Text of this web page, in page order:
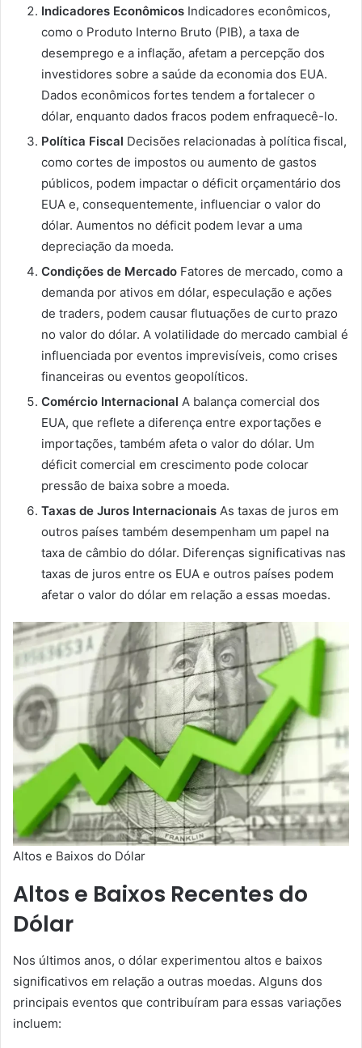
Indicadores Econômicos Indicadores econômicos,
como o Produto Interno Bruto (PIB), a taxa de
desemprego e a inflação, afetam a percepção dos
investidores sobre a saúde da economia dos EUA.
Dados econômicos fortes tendem a fortalecer o
dólar, enquanto dados fracos podem enfraquecê-lo.
Política Fiscal Decisões relacionadas à política fiscal,
como cortes de impostos ou aumento de gastos
públicos, podem impactar o déficit orçamentário dos
EUA e, consequentemente, influenciar o valor do
dólar. Aumentos no déficit podem levar a uma
depreciação da moeda.
Condições de Mercado Fatores de mercado, como a
demanda por ativos em dólar, especulação e ações
de traders, podem causar flutuações de curto prazo
no valor do dólar. A volatilidade do mercado cambial é
influenciada por eventos imprevisíveis, como crises
financeiras ou eventos geopolíticos.
Comércio Internacional A balança comercial dos
EUA, que reflete a diferença entre exportações e
importações, também afeta o valor do dólar. Um
déficit comercial em crescimento pode colocar
pressão de baixa sobre a moeda.
Taxas de Juros Internacionais As taxas de juros em
outros países também desempenham um papel na
taxa de câmbio do dólar. Diferenças significativas nas
taxas de juros entre os EUA e outros países podem
afetar o valor do dólar em relação a essas moedas.
Altos e Baixos do Dólar
Altos e Baixos Recentes do
Dólar
Nos últimos anos, o dólar experimentou altos e baixos
significativos em relação a outras moedas. Alguns dos
principais eventos que contribuíram para essas variações
incluem: